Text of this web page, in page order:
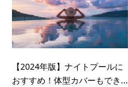
【2024年版】ナイトプールに
おすすめ！体型カバーもでき...